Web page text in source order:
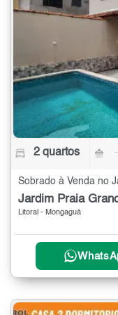
2 quartos
Jardim Praia
Litoral - Mongaguá